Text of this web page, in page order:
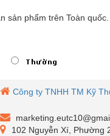
sản phẩm trên Toàn
Công ty TNHH TM Kỹ
102 Nguyễn Xí, Phường